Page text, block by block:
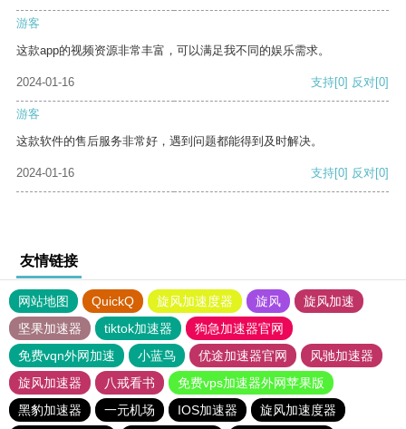
游客
这款app的视频资源非常丰富，可以满足我不同的娱乐需求。
2024-01-16 支持[0] 反对[0]
游客
这款软件的售后服务非常好，遇到问题都能得到及时解决。
2024-01-16 支持[0] 反对[0]
友情链接
网站地图 QuickQ 旋风加速度器 旋风
旋风加速
坚果加速器
tiktok加速器
狗急加速器官网
免费vqn外网加速
小蓝鸟 优途加速器官网
风驰加速器
旋风加速器
八戒看书
免费vps加速器外网苹果版
黑豹加速器
一元机场 IOS加速器
旋风加速度器